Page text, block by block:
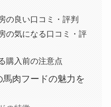
の良い口コミ・評判
の気になる口コミ・評
購入前の注意点
馬肉フードの魅力を